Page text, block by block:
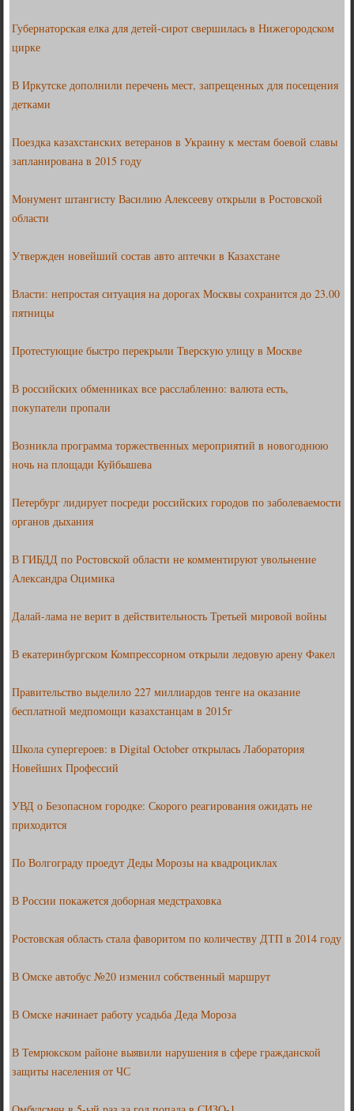
Губернаторская елка для детей-сирот свершилась в Нижегородском
цирке
В Иркутске дополнили перечень мест, запрещенных для посещения
детками
Поездка казахстанских ветеранов в Украину к местам боевой славы
запланирована в 2015 году
Монумент штангисту Василию Алексееву открыли в Ростовской
области
Утвержден новейший состав авто аптечки в Казахстане
Власти: непростая ситуация на дорогах Москвы сохранится до 23.00
пятницы
Протестующие быстро перекрыли Тверскую улицу в Москве
В российских обменниках все расслабленно: валюта есть,
покупатели пропали
Возникла программа торжественных мероприятий в новогоднюю
ночь на площади Куйбышева
Петербург лидирует посреди российских городов по заболеваемости
органов дыхания
В ГИБДД по Ростовской области не комментируют увольнение
Александра Оцимика
Далай-лама не верит в действительность Третьей мировой войны
В екатеринбургском Компрессорном открыли ледовую арену Факел
Правительство выделило 227 миллиардов тенге на оказание
бесплатной медпомощи казахстанцам в 2015г
Школа супергероев: в Digital October открылась Лаборатория
Новейших Профессий
УВД о Безопасном городке: Скорого реагирования ожидать не
приходится
По Волгограду проедут Деды Морозы на квадроциклах
В России покажется доборная медстраховка
Ростовская область стала фаворитом по количеству ДТП в 2014 году
В Омске автобус №20 изменил собственный маршрут
В Омске начинает работу усадьба Деда Мороза
В Темрюкском районе выявили нарушения в сфере гражданской
защиты населения от ЧС